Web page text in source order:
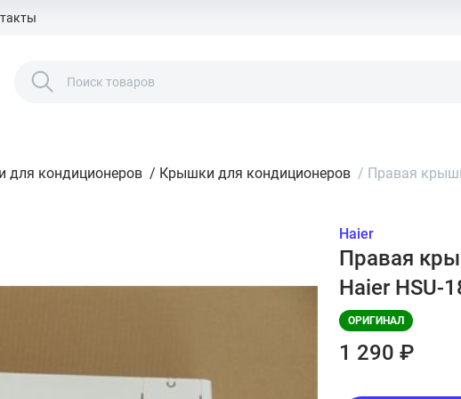
для кондиционеров / Крышки для кондиционеров / Правая
Haier
Правая
Haier HSU-
ОРИГИНАЛ
1 290 ₽